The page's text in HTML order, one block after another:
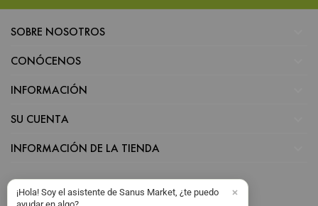
SOBRE NOSOTROS
CONÓCENOS
INFORMACIÓN
SU CUENTA
INFORMACIÓN DE LA TIENDA
¡Hola! Soy el asistente de Sanus Market, ¿te puedo